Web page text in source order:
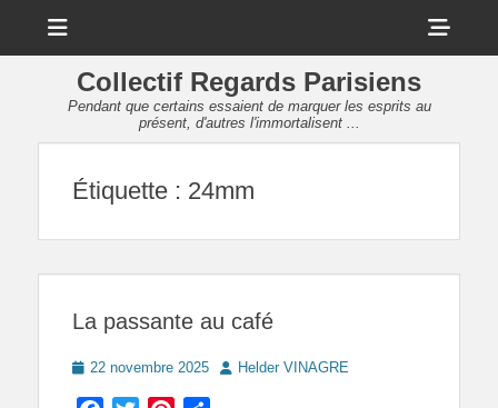
Collectif Regards Parisiens
Pendant que certains essaient de marquer les esprits au
présent, d'autres l'immortalisent ...
Étiquette : 24mm
La passante au café
Posted
22 novembre 2025 AuthorHelder VINAGRE